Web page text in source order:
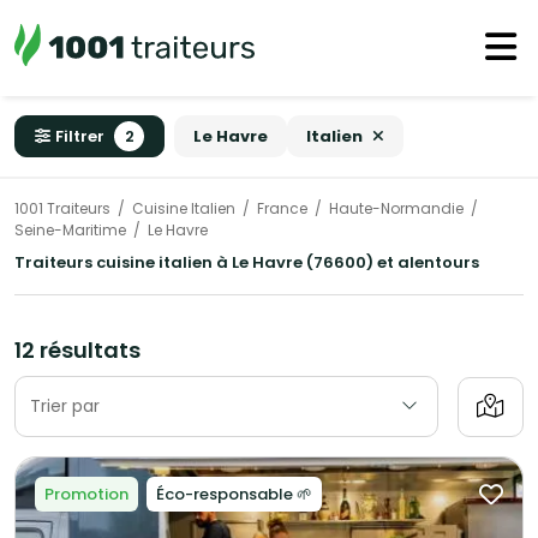
Filtrer 2 Le Havre Italien
1001 Traiteurs Cuisine Italien France
Haute-Normandie
Seine-Maritime
Le Havre
Traiteurs cuisine italien à Le Havre (76600) et alentours
12 résultats
Trier par
Promotion Éco-responsable 🌱